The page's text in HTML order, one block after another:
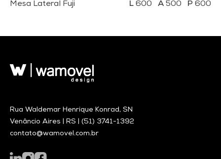
Mesa Lateral Fuji 600 500 600
Rua Waldemar Henrique Konrad, SN
Venâncio Aires | RS | (51) 3741-1392
contato@wamovel.com.br